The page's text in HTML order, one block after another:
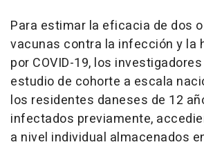
Para estimar la eficacia de dos
vacunas contra la infección y la
por COVID-19, los
estudio de cohorte a escala
los residentes daneses de 12
infectados previamente,
a nivel individual almacenados